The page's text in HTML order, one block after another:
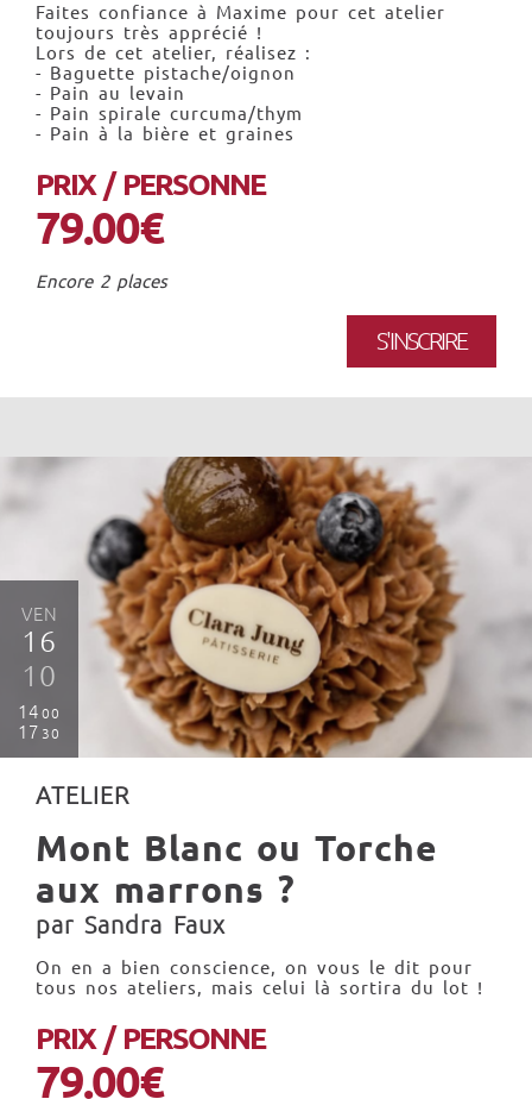
Faites confiance à Maxime pour cet atelier
toujours très apprécié !
Lors de cet atelier, réalisez :
- Baguette pistache/oignon
- Pain au levain
- Pain spirale curcuma/thym
- Pain à la bière et graines
PRIX / PERSONNE
79.00€
Encore 2 places
S'INSCRIRE
VEN
16
10
14 00
17 30
ATELIER
Mont Blanc ou Torche
aux marrons ?
par Sandra Faux
On en a bien conscience, on vous le dit pour
tous nos ateliers, mais celui là sortira du lot !
PRIX / PERSONNE
79.00€